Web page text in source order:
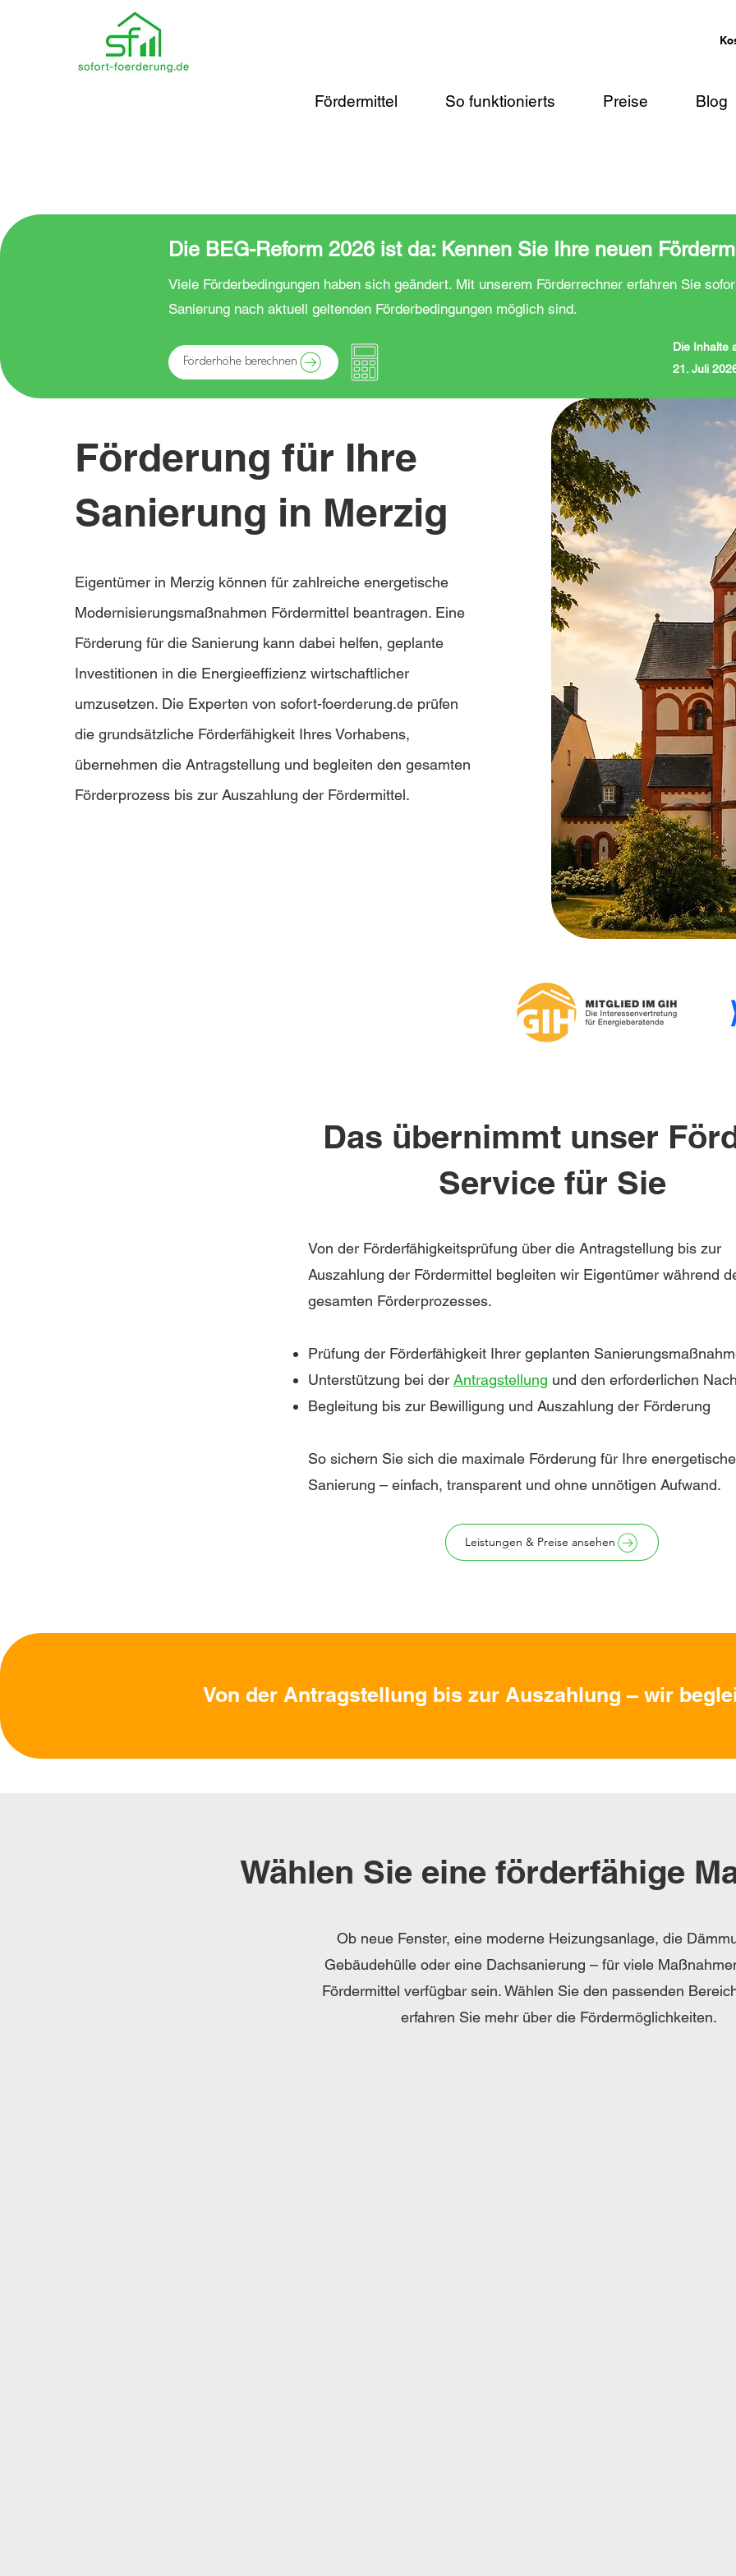
Fördermittel So funktionierts Preise Blog
Die BEG-Reform 2026 ist da: Kennen Sie Ihre neuen
Viele Förderbedingungen haben sich geändert. Mit unserem Förderrechner erfahren Sie
Sanierung nach aktuell geltenden Förderbedingungen möglich sind.
Förderhöhe berechnen
Die Inhalte
21. Juli
Förderung für Ihre
Sanierung in Merzig
Eigentümer in Merzig können für zahlreiche energetische
Modernisierungsmaßnahmen Fördermittel beantragen. Eine
Förderung für die Sanierung kann dabei helfen, geplante
Investitionen in die Energieeffizienz wirtschaftlicher
umzusetzen. Die Experten von sofort-foerderung.de prüfen
die grundsätzliche Förderfähigkeit Ihres Vorhabens,
übernehmen die Antragstellung und begleiten den gesamten
Förderprozess bis zur Auszahlung der Fördermittel.
Das übernimmt unser
Service für Sie
Von der Förderfähigkeitsprüfung über die Antragstellung bis zur
Auszahlung der Fördermittel begleiten wir Eigentümer während
gesamten Förderprozesses.
Prüfung der Förderfähigkeit Ihrer geplanten
Unterstützung bei der Antragstellung und den erforderlichen
Begleitung bis zur Bewilligung und Auszahlung der Förderung
So sichern Sie sich die maximale Förderung für Ihre energetische
Sanierung – einfach, transparent und ohne unnötigen Aufwand.
Leistungen & Preise ansehen
Von der Antragstellung bis zur Auszahlung – wir
Wählen Sie eine förderfähige
Ob neue Fenster, eine moderne Heizungsanlage, die
Gebäudehülle oder eine Dachsanierung – für viele
Fördermittel verfügbar sein. Wählen Sie den passenden
erfahren Sie mehr über die Fördermöglichkeiten.